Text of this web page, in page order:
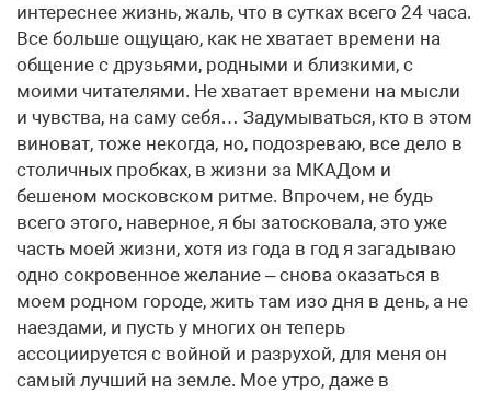
интереснее жизнь, жаль, что в сутках всего 24 часа.
Все больше ощущаю, как не хватает времени на
общение с друзьями, родными и близкими, с
моими читателями. Не хватает времени на мысли
и чувства, на саму себя… Задумываться, кто в этом
виноват, тоже некогда, но, подозреваю, все дело в
столичных пробках, в жизни за МКАДом и
бешеном московском ритме. Впрочем, не будь
всего этого, наверное, я бы затосковала, это уже
часть моей жизни, хотя из года в год я загадываю
одно сокровенное желание – снова оказаться в
моем родном городе, жить там изо дня в день, а не
наездами, и пусть у многих он теперь
ассоциируется с войной и разрухой, для меня он
самый лучший на земле. Мое утро, даже в